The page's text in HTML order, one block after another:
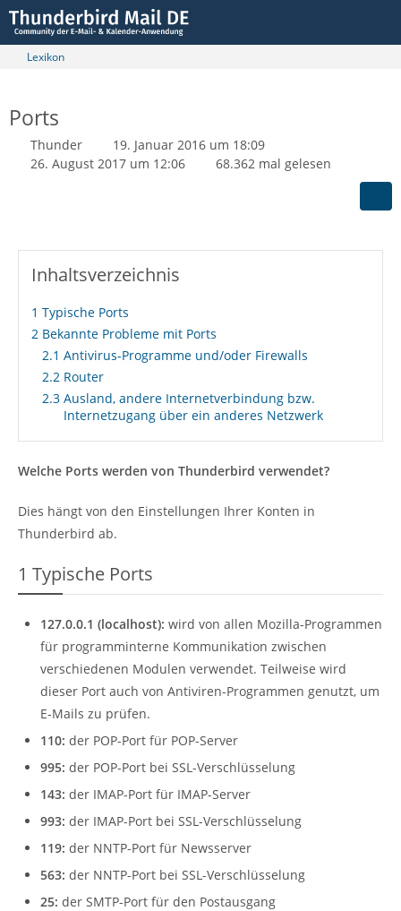
Lexikon
Ports
Thunder
19. Januar 2016 um 18:09
26. August 2017 um 12:06
68.362 mal gelesen
Inhaltsverzeichnis
1 Typische Ports
2 Bekannte Probleme mit Ports
2.1 Antivirus-Programme und/oder Firewalls
2.2Router
2.3Ausland, andere Internetverbindung bzw.
Internetzugang über ein anderes Netzwerk
Welche Ports werden von Thunderbird verwendet?
Dies hängt von den Einstellungen Ihrer Konten in
Thunderbird ab.
1 Typische Ports
127.0.0.1 (localhost): wird von allen Mozilla-Programmen
für programminterne Kommunikation zwischen
verschiedenen Modulen verwendet. Teilweise wird
dieser Port auch von Antiviren-Programmen genutzt, um
E-Mails zu prüfen.
110: der POP-Port für POP-Server
995: der POP-Port bei SSL-Verschlüsselung
143: der IMAP-Port für IMAP-Server
993: der IMAP-Port bei SSL-Verschlüsselung
119: der NNTP-Port für Newsserver
563: der NNTP-Port bei SSL-Verschlüsselung
25: der SMTP-Port für den Postausgang